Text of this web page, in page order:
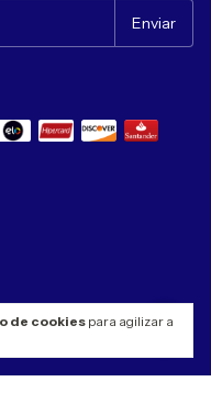
de cookiespara agilizar a
- 2026. Todos